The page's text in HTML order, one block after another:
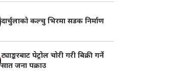
दार्चुलाको कल्चु भिरमा सडक निर्माण
ट्याङ्करबाट पेट्रोल चोरी गरी बिक्री गर्ने
सात जना पक्राउ